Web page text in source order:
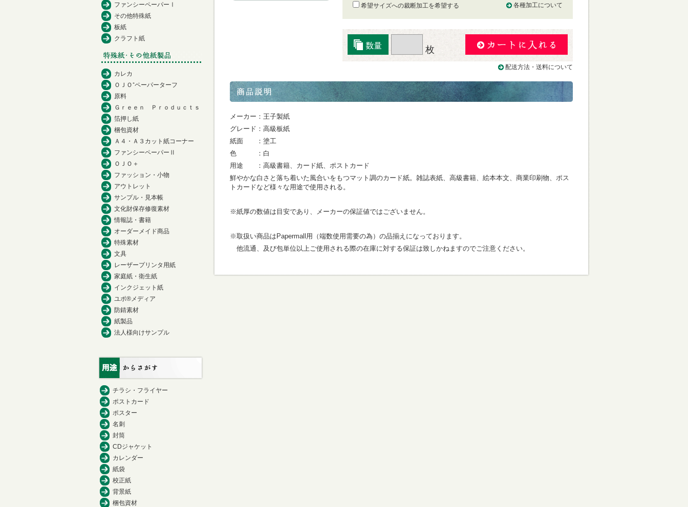
希望サイズへの裁断加工を希望する 各種加工について
枚
配送方法・送料について
メーカー：王子製紙
グレード：高級板紙
紙面 ：塗工
色 ：白
用途 ：高級書籍、カード紙、ポストカード
鮮やかな白さと落ち着いた風合いをもつマット調のカード紙。雑誌表紙、高級書籍、絵本本文、商業印刷物、ポス
トカードなど様々な用途で使用される。
※紙厚の数値は目安であり、メーカーの保証値ではございません。
※取扱い商品はPapermall用（端数使用需要の為）の品揃えになっております。
他流通、及び包単位以上ご使用される際の在庫に対する保証は致しかねますのでご注意ください。
ファンシーペーパーⅠ
その他特殊紙
板紙
クラフト紙
カレカ
ＯＪＯ⁺ペーパーターフ
原料
Ｇｒｅｅｎ Ｐｒｏｄｕｃｔｓ
箔押し紙
梱包資材
Ａ４・Ａ３カット紙コーナー
ファンシーペーパーⅡ
ＯＪＯ＋
ファッション・小物
アウトレット
サンプル・見本帳
文化財保存修復素材
情報誌・書籍
オーダーメイド商品
特殊素材
文具
レーザープリンタ用紙
家庭紙・衛生紙
インクジェット紙
ユポ®メディア
防錆素材
紙製品
法人様向けサンプル
チラシ・フライヤー
ポストカード
ポスター
名刺
封筒
CDジャケット
カレンダー
紙袋
校正紙
背景紙
梱包資材